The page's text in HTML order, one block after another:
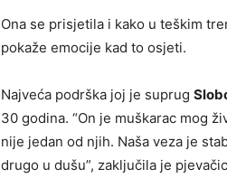
Ona se prisjetila i kako u teškim
pokaže emocije kad to osjeti.
Najveća podrška joj je suprug
30 godina. “On je muškarac mog
nije jedan od njih. Naša veza je
drugo u dušu”, zaključila je